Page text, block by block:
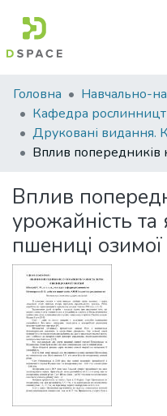
Фонди
та
зібрання
Пошук за критеріями
Статистика
Головна
Кафедра
Вплив
урожайність та
пшениці озимої